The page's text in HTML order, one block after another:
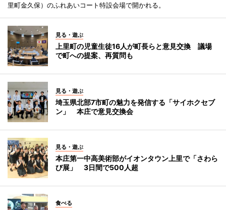
里町金久保）のふれあいコート特設会場で開かれる。
見る・遊ぶ
上里町の児童生徒16人が町長らと意見交換 議場
で町への提案、再質問も
見る・遊ぶ
埼玉県北部7市町の魅力を発信する「サイホクセブ
ン」 本庄で意見交換会
見る・遊ぶ
本庄第一中高美術部がイオンタウン上里で「さわら
び展」 3日間で500人超
食べる